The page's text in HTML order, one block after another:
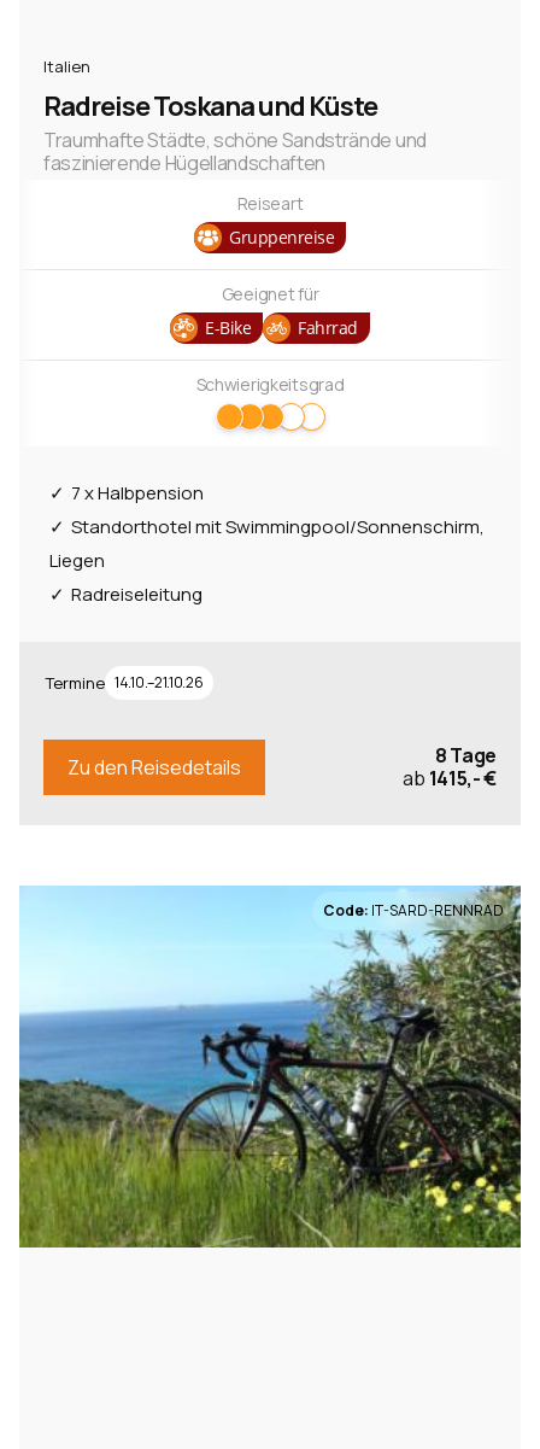
Italien
Radreise Toskana und Küste
Traumhafte Städte, schöne Sandstrände und
faszinierende Hügellandschaften
Schwierigkeitsgrad
Reiseart
Gruppenreise
Geeignet für
E-Bike
Fahrrad
7 x Halbpension
Standorthotel mit Swimmingpool/Sonnenschirm,
Liegen
Radreiseleitung
Termine 14.10.–21.10.26
Zu den Reisedetails
8 Tage
ab 1415,- €
Code: IT-SARD-RENNRAD